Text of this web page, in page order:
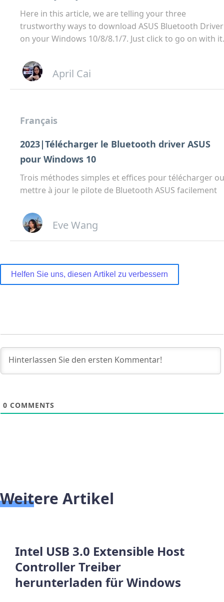
Here in this article, we are telling your three
trustworthy ways to download ASUS Bluetooth Driver
on your Windows 10/8/8.1/7. Just click to go on with it.
April Cai
Français
2023|Télécharger le Bluetooth driver ASUS
pour Windows 10
Trois méthodes simples et effices pour télécharger ou
mettre à jour le pilote de Bluetooth ASUS facilement
Eve Wang
Helfen Sie uns, diesen Artikel zu verbessern
0 COMMENTS
Weitere Artikel
Intel USB 3.0 Extensible Host
Controller Treiber
herunterladen für Windows